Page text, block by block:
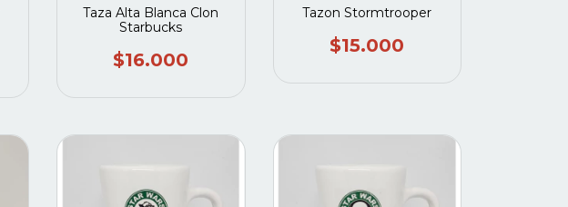
Taza Alta Blanca Clon
Starbucks
$16.000
Tazon Stormtrooper
$15.000